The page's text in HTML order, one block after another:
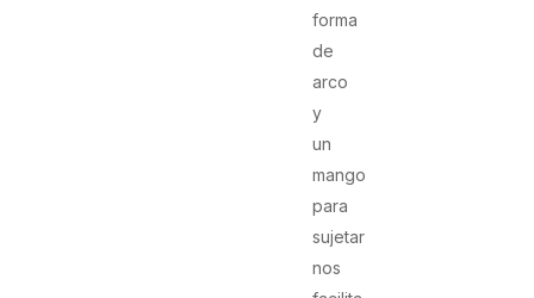
forma
de
arco
y
un
mango
para
sujetar
nos